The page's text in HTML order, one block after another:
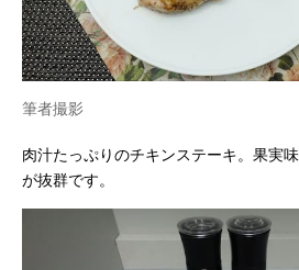
筆者撮影
肉汁たっぷりのチキンステーキ。果実
が抜群です。